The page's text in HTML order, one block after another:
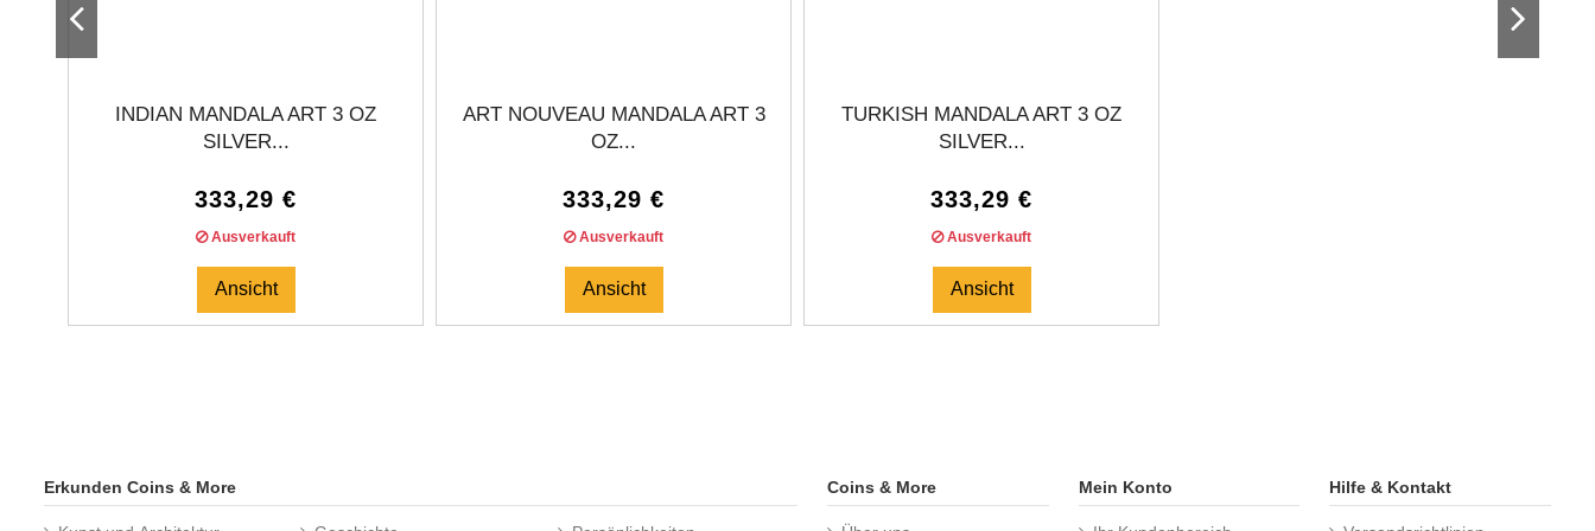
INDIAN MANDALA ART 3 OZ
SILVER...
333,29 €
Ausverkauft
Ansicht
ART NOUVEAU MANDALA ART 3
OZ...
333,29 €
Ausverkauft
Ansicht
TURKISH MANDALA ART 3 OZ
SILVER...
333,29 €
Ausverkauft
Ansicht
Erkunden Coins & More Coins & More Mein Konto Hilfe & Kontakt